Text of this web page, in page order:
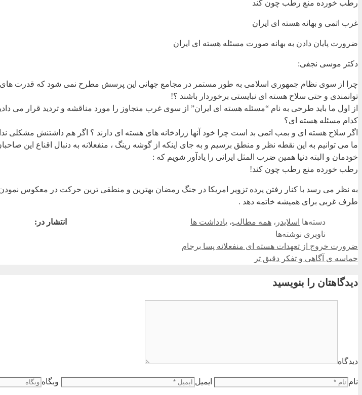
رطب خورده منع رطب چون کند
غرب اتمی و بهانه هسته ای ایران
ضرورت پایان دادن به بهانه صورت مسئله هسته ای ایران
دکتر موسی نجفی:
چرا از سوی نظام جمهوری اسلامی به طور مستمر در مجامع جهانی این پرسش مطرح نمی شود که قدرت های
توانمندی و حتی سلاح هسته ای نبایستی برخوردار باشند ؟!
از اول ما باید طرحی به نام “مسئله هسته ای ایران” از سوی غرب متجاوز را مورد مناقشه و تردید قرار می
کدام مسئله هسته ای؟
اگر سلاح هسته ای و بمب اتمی بد است چرا خود آنها زرادخانه های هسته ای دارند ؟ اگر هم داشتنش مشکلی
ما می توانیم به این نقطه نظر و منطق برسیم و به جای اینکه از گوشه رینگ ، منفعلانه به دنبال اقناع این
خودمان و البته دنیا همین ضرب المثل ایرانی را یادآور شویم که :
رطب خورده منع رطب چون کند!
طرف غربی برای همیشه خاتمه دهد .
انتشار در: دسته‌ها اسلایدر ، همه مطالب، یادداشت ها
ناوبری نوشته‌ها
ضرورت خروج از تعهدات هسته ای منفعلانه پسا برجام
حماسه ی آگاهی و تفکر دقیق تر
دیدگاهتان را بنویسید
دیدگاه
نام ایمیل وبگاه